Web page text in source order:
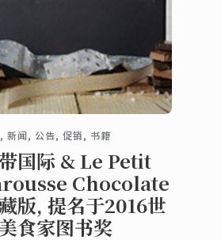
新闻, 公告, 促销, 书籍
国际 & Le Petit
Chocolate
版, 提名于2016世
食家图书奖